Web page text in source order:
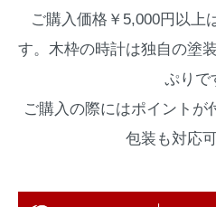
ご購入価格￥5,000円以上
す。木枠の時計は独自の塗
ぷりで
ご購入の際にはポイントが
包装も対応